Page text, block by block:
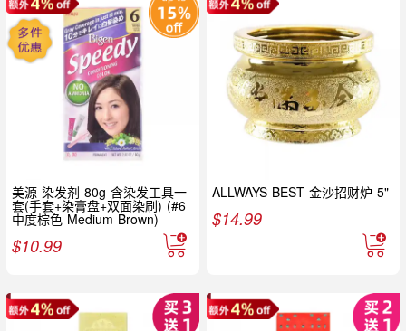
美源 染发剂 80g 含染发工具一
套(手套+染膏盘+双面染刷) (#6
中度棕色 Medium Brown)
$10.99
ALLWAYS BEST 金沙招财炉 5"
$14.99